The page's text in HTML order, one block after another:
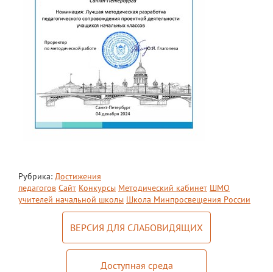
Визитная карточка
Учительская
Контакты и местонахождение
Экскурсии по лицею
Материально-техническая база
Документы
Антимонопольный комплаенс
Рубрика: Достижения
педагогов Сайт Конкурсы Методический кабинет ШМО
учителей начальной школы Школа Минпросвещения России
ВЕРСИЯ ДЛЯ СЛАБОВИДЯЩИХ
Доступная среда